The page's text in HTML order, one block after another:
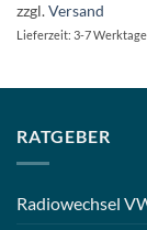
zzgl.Versand
Lieferzeit: 3-7 Werktage
RATGEBER
Radiowechsel